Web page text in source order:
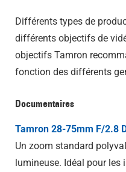
Différents types de
différents objectifs de
objectifs Tamron
fonction des différents
Documentaires
Tamron 28-75mm F/2.8
Un zoom standard
lumineuse. Idéal pour les